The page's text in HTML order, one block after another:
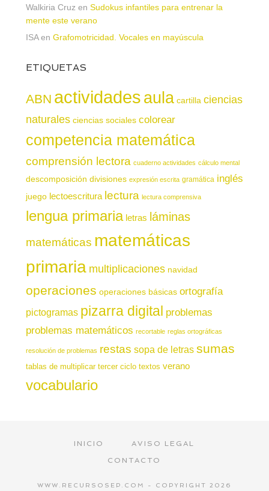
Walkiria Cruz en Sudokus infantiles para entrenar la
mente este verano
ISAen Grafomotricidad. Vocales en mayúscula
ETIQUETAS
ABN actividadesaula cartilla ciencias
naturales ciencias sociales colorear
competencia matemática
comprensión lectora cuaderno actividades cálculo mental
descomposición divisiones expresión escrita gramática inglés
juego lectoescritura lectura lectura comprensiva
lengua primaria letras láminas
matemáticas matemáticas
primaria multiplicaciones navidad
operaciones operaciones básicas ortografía
pictogramas pizarra digital problemas
problemas matemáticos recortable reglas ortográficas
resolución de problemas restas sopa de letras sumas
tablas de multiplicar tercer ciclo textos verano
vocabulario
INICIO
AVISO LEGAL
CONTACTO
WWW.RECURSOSEP.COM - COPYRIGHT 2026